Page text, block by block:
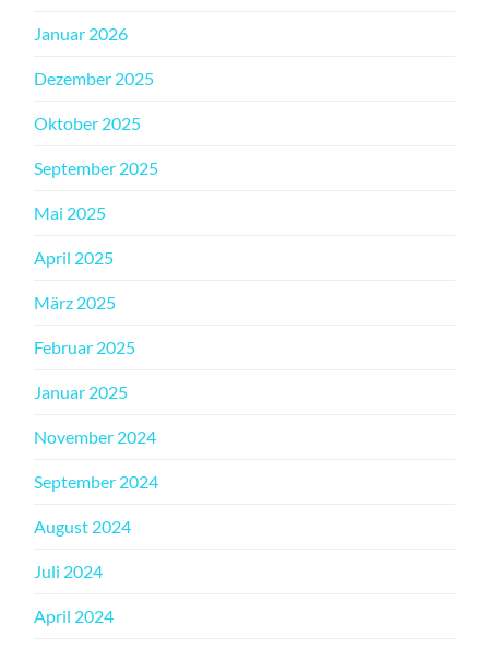
Januar 2026
Dezember 2025
Oktober 2025
September 2025
Mai 2025
April 2025
März 2025
Februar 2025
Januar 2025
November 2024
September 2024
August 2024
Juli 2024
April 2024